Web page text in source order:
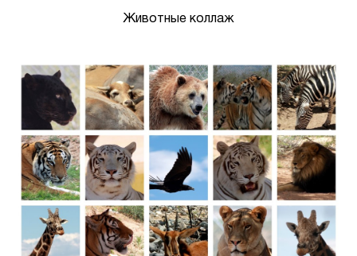
Животные коллаж